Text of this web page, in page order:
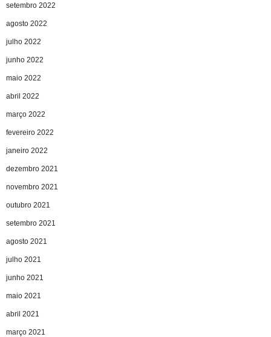
setembro 2022
agosto 2022
julho 2022
junho 2022
maio 2022
abril 2022
março 2022
fevereiro 2022
janeiro 2022
dezembro 2021
novembro 2021
outubro 2021
setembro 2021
agosto 2021
julho 2021
junho 2021
maio 2021
abril 2021
março 2021